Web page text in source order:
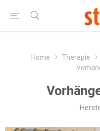
Home Therapie